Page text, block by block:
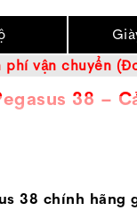
phí vận chuyển
38 –
về mặt công
38 chính hãng